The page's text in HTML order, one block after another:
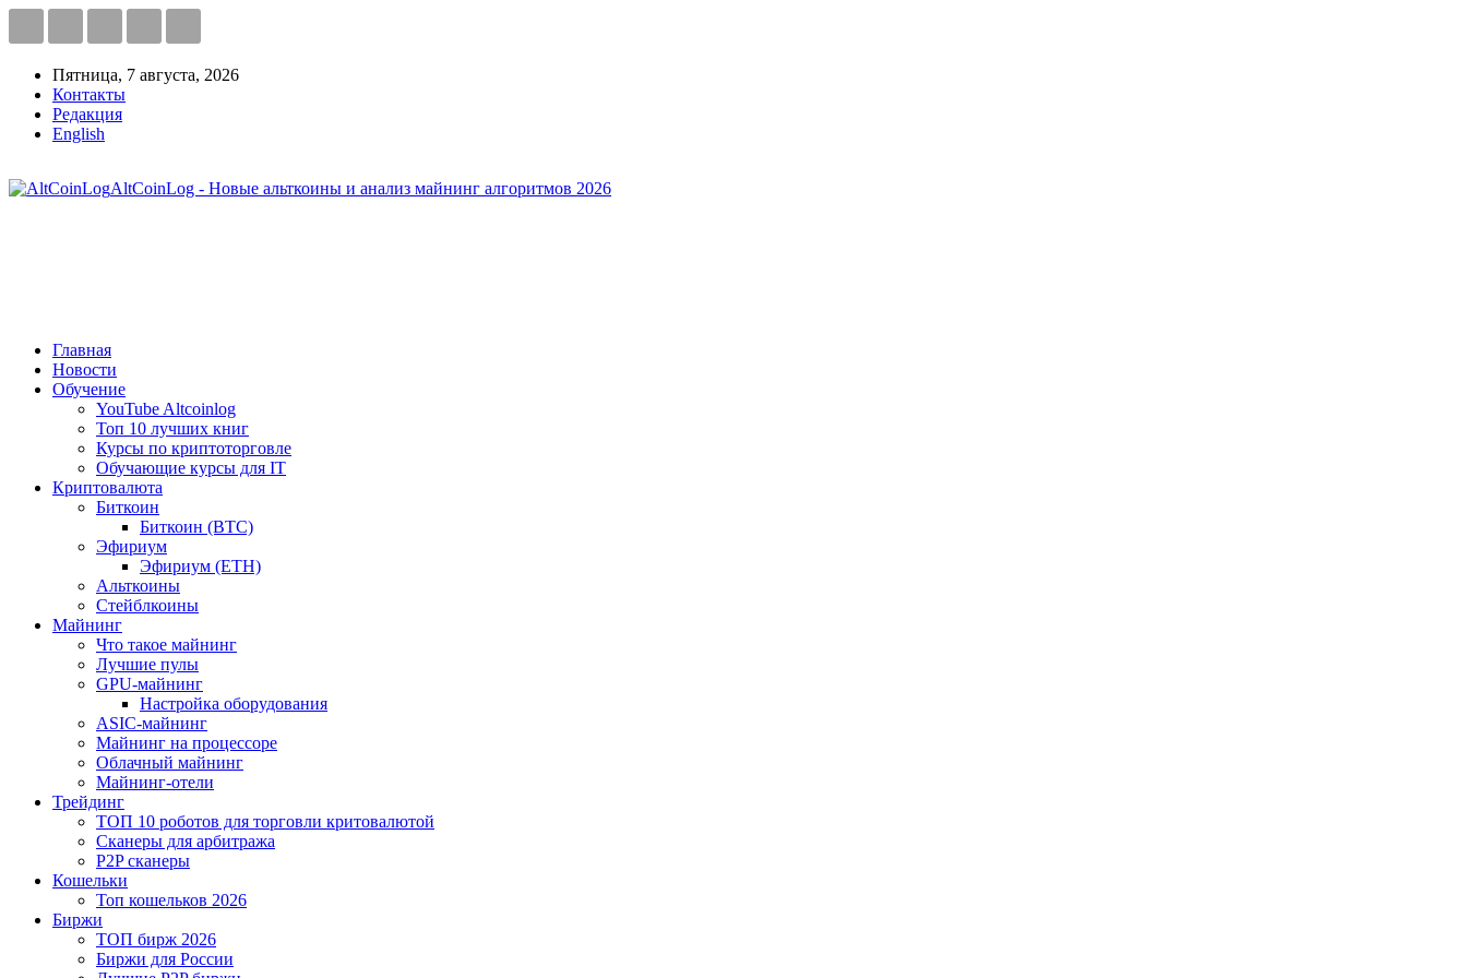
Пятница, 7 августа, 2026
Контакты
Редакция
English
AltCoinLog - Новые альткоины и анализ майнинг алгоритмов 2026
Главная
Новости
Обучение
YouTube Altcoinlog
Топ 10 лучших книг
Курсы по криптоторговле
Обучающие курсы для IT
Криптовалюта
Биткоин
Биткоин (BTC)
Эфириум
Эфириум (ETH)
Альткоины
Стейблкоины
Майнинг
Что такое майнинг
Лучшие пулы
GPU-майнинг
Настройка оборудования
ASIC-майнинг
Майнинг на процессоре
Облачный майнинг
Майнинг-отели
Трейдинг
ТОП 10 роботов для торговли критовалютой
Сканеры для арбитража
P2P сканеры
Кошельки
Топ кошельков 2026
Биржи
ТОП бирж 2026
Биржи для России